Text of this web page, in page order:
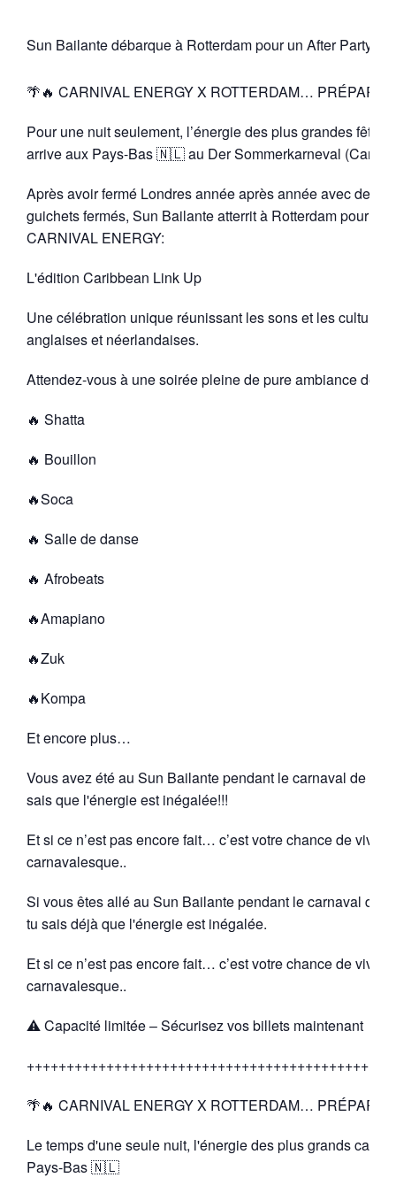
Sun Bailante débarque à Rotterdam pour un After Party
🌴🔥 CARNIVAL ENERGY X ROTTERDAM…
Pour une nuit seulement, l’énergie des plus grandes fêtes
arrive aux Pays-Bas 🇳🇱 au Der Sommerkarneval
Après avoir fermé Londres année après année avec des
guichets fermés, Sun Bailante atterrit à Rotterdam pour
CARNIVAL ENERGY:
L'édition Caribbean Link Up
Une célébration unique réunissant les sons et les cultures
anglaises et néerlandaises.
Attendez-vous à une soirée pleine de pure ambiance de
🔥 Shatta
🔥 Bouillon
🔥Soca
🔥 Salle de danse
🔥 Afrobeats
🔥Amapiano
🔥Zuk
🔥Kompa
Et encore plus…
Vous avez été au Sun Bailante pendant le carnaval de
sais que l'énergie est inégalée!!!
Et si ce n’est pas encore fait… c’est votre chance de vivre
carnavalesque..
Si vous êtes allé au Sun Bailante pendant le carnaval de
tu sais déjà que l'énergie est inégalée.
Et si ce n’est pas encore fait… c’est votre chance de vivre
carnavalesque..
⚠️ Capacité limitée – Sécurisez vos billets maintenant
🌴🔥 CARNIVAL ENERGY X ROTTERDAM…
Le temps d'une seule nuit, l'énergie des plus grands
Pays-Bas 🇳🇱